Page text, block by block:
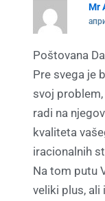
Mr
Poštovana
Pre svega je
svoj
radi na
kvaliteta
iracionalnih
Na tom putu
veliki plus, ali